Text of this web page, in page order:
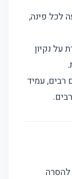
לכל פינה,
על נקיון
עמיד
להסרה